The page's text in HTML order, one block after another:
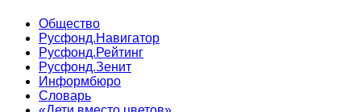
Общество
Русфонд.Навигатор
Русфонд.Рейтинг
Русфонд.Зенит
Информбюро
Словарь